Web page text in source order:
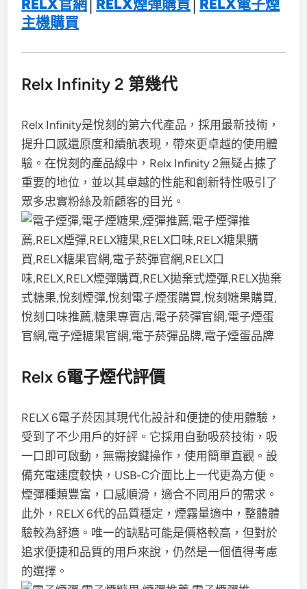
RELX官網 RELX煙彈購買
RELX電子煙
主機購買
Relx Infinity 2 第幾代
Relx Infinity是悅刻的第六代產品，採用最新技術，
提升口感還原度和續航表現，帶來更卓越的使用體
驗。在悅刻的產品線中，Relx Infinity 2無疑占據了
重要的地位，並以其卓越的性能和創新特性吸引了
眾多忠實粉絲及新顧客的目光。
Relx 6電子煙代評價
RELX 6電子菸因其現代化設計和便捷的使用體驗，
受到了不少用戶的好評。它採用自動吸菸技術，吸
一口即可啟動，無需按鍵操作，使用簡單直觀。設
備充電速度較快，USB-C介面比上一代更為方便。
煙彈種類豐富，口感順滑，適合不同用戶的需求。
此外，RELX 6代的品質穩定，煙霧量適中，整體體
驗較為舒適。唯一的缺點可能是價格較高，但對於
追求便捷和品質的用戶來說，仍然是一個值得考慮
的選擇。